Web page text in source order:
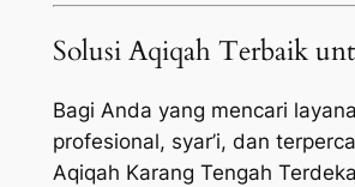
Solusi Aqiqah Terbaik
Bagi Anda yang mencari
profesional, syar’i, dan
Aqiqah Karang Tengah